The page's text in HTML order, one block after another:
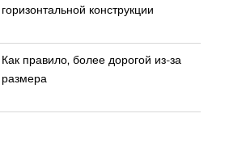
горизонтальной конструкции
Как правило, более дорогой из-за
размера